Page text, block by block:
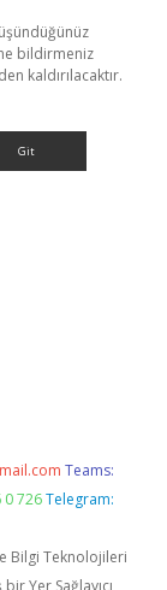
bildirmeniz
kaldırılacaktır.
Teams:
0 726 Telegram:
Bilgi Teknolojileri
Yer Sağlayıcı